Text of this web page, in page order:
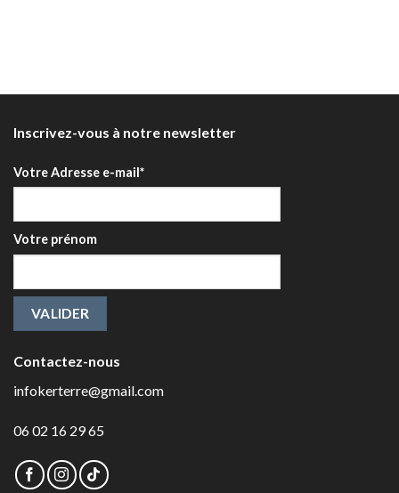
Inscrivez-vous à notre newsletter
Votre Adresse e-mail*
Votre prénom
Contactez-nous
infokerterre@gmail.com
06 02 16 29 65